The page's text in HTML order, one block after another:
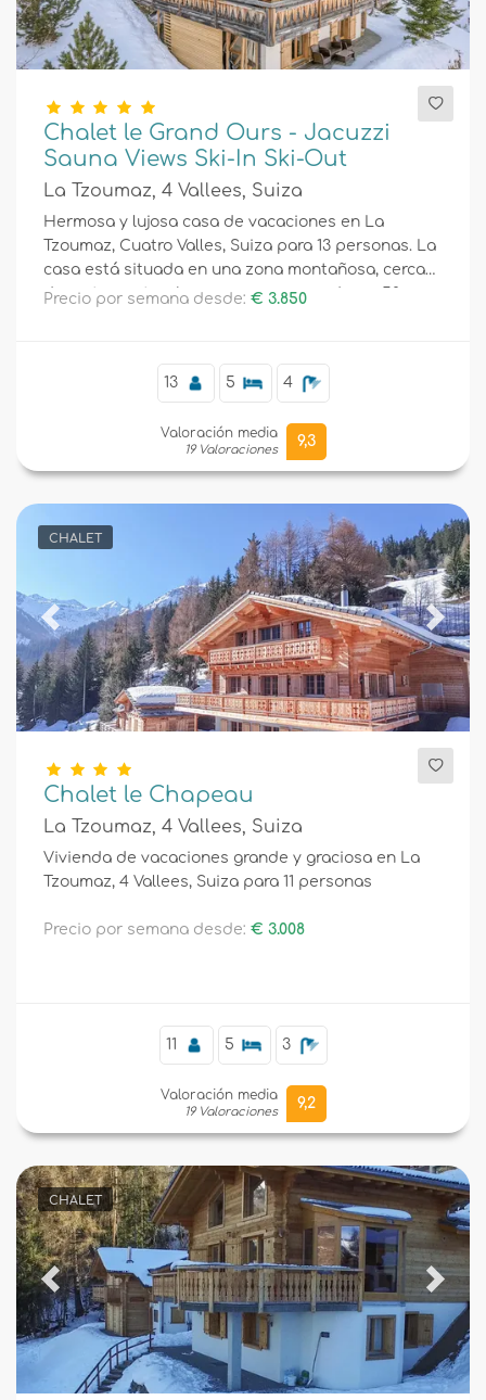
Chalet le Grand Ours - Jacuzzi
Sauna Views Ski-In Ski-Out
La Tzoumaz, 4 Vallees, Suiza
Hermosa y lujosa casa de vacaciones en La
Tzoumaz, Cuatro Valles, Suiza para 13 personas. La
casa está situada en una zona montañosa, cerca
de restaurantes, bares y supermercados, a 50 m
Precio por semana desde: € 3.850
13 5 4
Valoración media
19 Valoraciones
9,3
CHALET
Previous Next
Chalet le Chapeau
La Tzoumaz, 4 Vallees, Suiza
Vivienda de vacaciones grande y graciosa en La
Tzoumaz, 4 Vallees, Suiza para 11 personas
Precio por semana desde: € 3.008
11 5 3
Valoración media
19 Valoraciones
9,2
CHALET
Previous Next